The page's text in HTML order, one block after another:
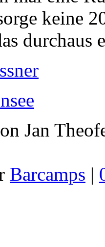
keine
durchaus
Jan
Barcamps |